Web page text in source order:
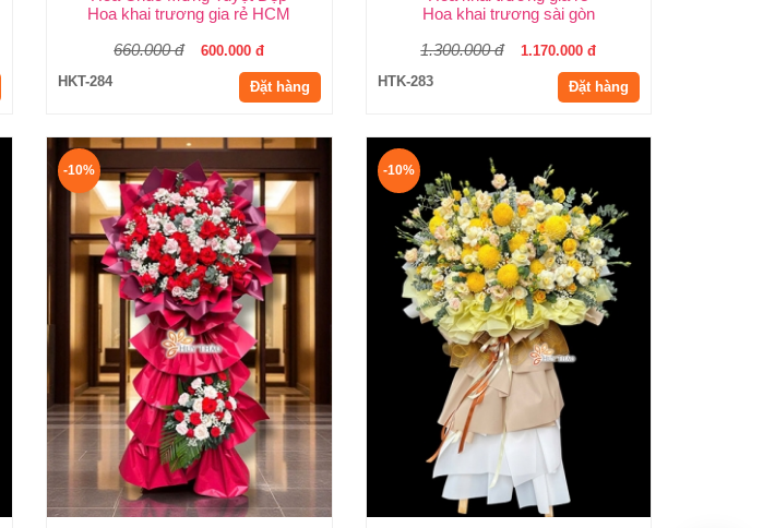
Hoa khai trương gia rẻ HCM
660.000 đ
600.000 đ
HKT-284
Đặt hàng
Hoa khai trương sài gòn
1.300.000 đ
1.170.000 đ
HTK-283
Đặt hàng
-10% -10%